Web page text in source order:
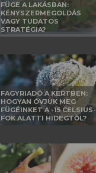
FÜGE A LAKÁSBAN:
KÉNYSZERMEGOLDÁS
VAGY TUDATOS
STRATÉGIA?
FAGYRIADÓ A KERTBEN:
HOGYAN ÓVJUK MEG
FÜGÉINKET A -15 CELSIUS-
FOK ALATTI HIDEGTŐL?